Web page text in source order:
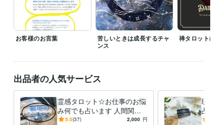
タロットリーディングマスター 取得年 : 2007年
心理カウンセラー ベーシック 取得年 : 2009年
ケアストレスカウンセラー 取得年 : 2009年
リンパケアセラピスト 取得年 : 2010年
取得年 : 2014年
占い タロット占い 数秘術 カウンセリング
恋愛、仕事
お客様のお言葉
苦しいときは成長するチャ
ンス
禅タロットは
出品者の人気サービス
霊感タロット☆お仕事のお悩
み何でも占います 人間関
係、転職時期、自分の適職、
5.0(37) 2,000 円
現役
占い
き、